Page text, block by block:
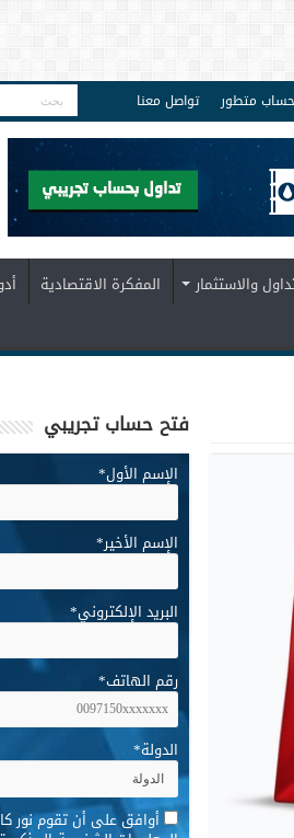
حساب متطور تواصل معنا
والاستثمار المفكرة الاقتصادية
فتح حساب تجريبي
الإسم الأول*
الإسم الأخير*
البريد الإلكتروني*
رقم الهاتف*
الدولة*
* أوافق على أن تقوم نور